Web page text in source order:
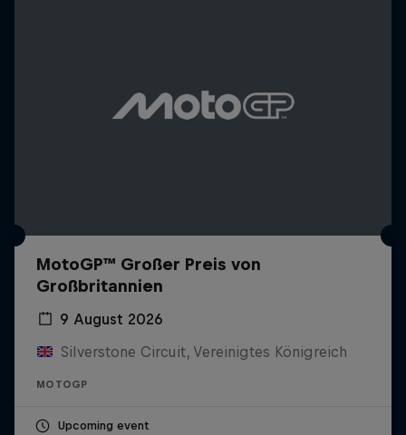
MotoGP™ Großer Preis von
Großbritannien
9 August 2026
Silverstone Circuit, Vereinigtes Königreich
MOTOGP
Upcoming event